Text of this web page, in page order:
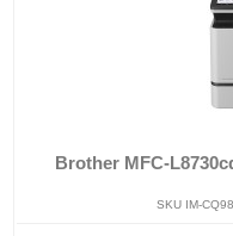
Brother MFC-
SKU IM-